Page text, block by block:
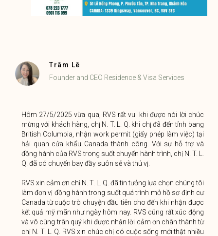
Trâm Lê
Founder and CEO Residence & Visa Services
Hôm 27/5/2025 vừa qua, RVS rất vui khi được nói lời chúc
mừng với khách hàng, chị N. T. L. Q. khi chị đã đến tỉnh bang
British Columbia, nhận work permit (giấy phép làm việc) tại
hải quan cửa khẩu Canada thành công. Với sự hỗ trợ và
đồng hành của RVS trong suốt chuyến hành trình, chị N. T. L.
Q. đã có chuyến bay đầy suôn sẻ và thú vị.
RVS xin cảm ơn chị N. T. L. Q. đã tin tưởng lựa chọn chúng tôi
làm đơn vị đồng hành trong suốt quá trình mở hồ sơ định cư
Canada từ cuộc trò chuyện đầu tiên cho đến khi nhận được
kết quả mỹ mãn như ngày hôm nay. RVS cũng rất xúc động
và vô cùng trân quý khi được nhận lời cảm ơn chân thành từ
chị N. T. L. Q. RVS xin chúc chị có cuộc sống mới thật nhiều